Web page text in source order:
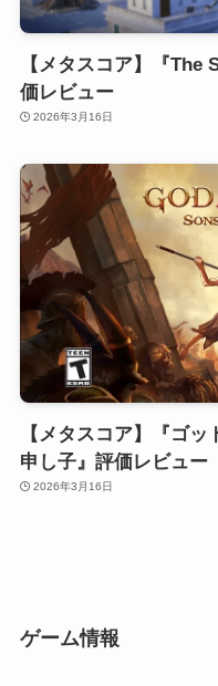
【メタスコア】『
価レビュー
2026年3月16日
【メタスコア】『ゴ
申し子』評価レビュー
2026年3月16日
ゲーム情報